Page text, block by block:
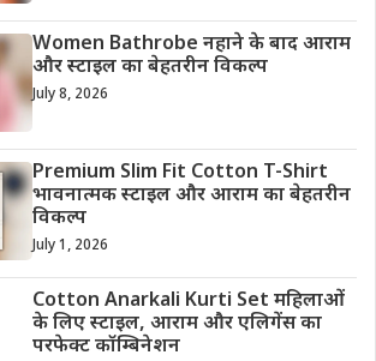
Women Bathrobe नहाने के बाद आराम
और स्टाइल का बेहतरीन विकल्प
July 8, 2026
Premium Slim Fit Cotton T-Shirt
भावनात्मक स्टाइल और आराम का बेहतरीन
विकल्प
July 1, 2026
Cotton Anarkali Kurti Set महिलाओं
के लिए स्टाइल, आराम और एलिगेंस का
परफेक्ट कॉम्बिनेशन